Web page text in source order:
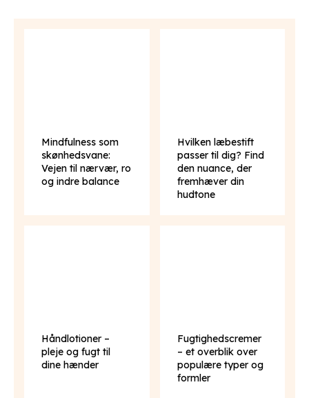
Mindfulness som
skønhedsvane:
Vejen til nærvær, ro
og indre balance
Hvilken læbestift
passer til dig? Find
den nuance, der
fremhæver din
hudtone
Håndlotioner –
pleje og fugt til
dine hænder
Fugtighedscremer
– et overblik over
populære typer og
formler